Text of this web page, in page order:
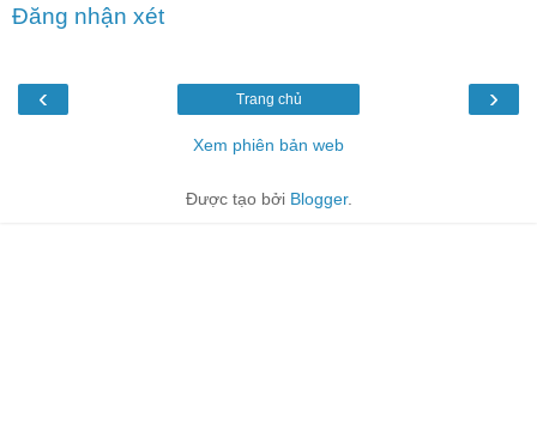
Đăng nhận xét
‹ ›
Trang chủ
Xem phiên bản web
Được tạo bởi Blogger.